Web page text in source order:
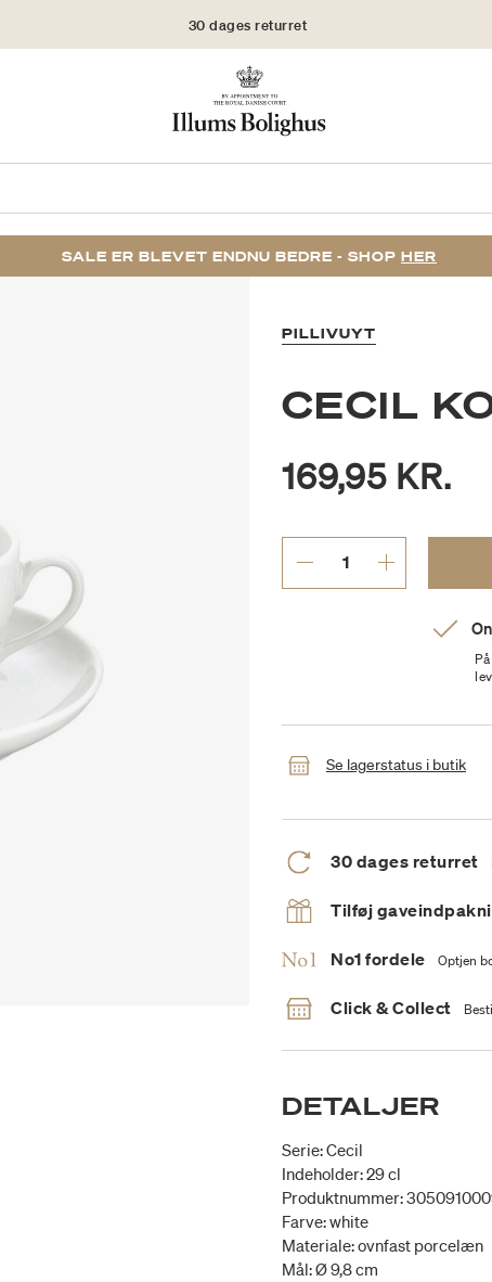
30 dages returret
SALE ER BLEVET ENDNU BEDRE - SHOP HER
PILLIVUYT
CECIL
169,95 KR.
Se lagerstatus i butik
30 dages returret
Tilføj
No1 fordele Optjen
Click & Collect
DETALJER
Serie: Cecil
Indeholder: 29 cl
Produktnummer:
Farve: white
Materiale: ovnfast porcelæn
Mål: Ø 9,8 cm